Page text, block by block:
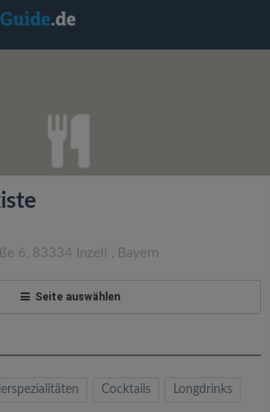
6, 83334 Inzell , Bayern
Seite auswählen
Cocktails Longdrinks